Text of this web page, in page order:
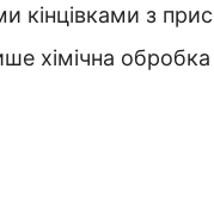
кінцівками з
хімічна обробка